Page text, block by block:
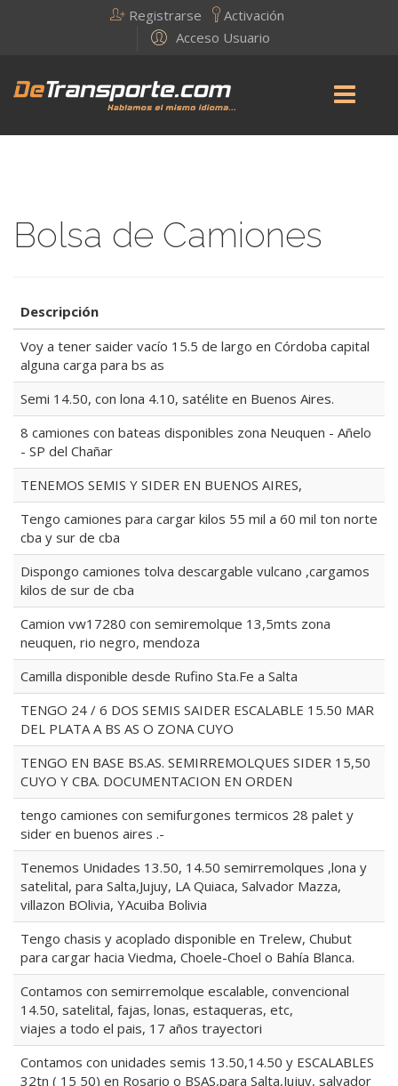
Registrarse
Activación
Acceso Usuario
Bolsa de Camiones
Descripción
Voy a tener saider vacío 15.5 de largo en Córdoba capital
alguna carga para bs as
Semi 14.50, con lona 4.10, satélite en Buenos Aires.
8 camiones con bateas disponibles zona Neuquen - Añelo
- SP del Chañar
TENEMOS SEMIS Y SIDER EN BUENOS AIRES,
Tengo camiones para cargar kilos 55 mil a 60 mil ton norte
cba y sur de cba
Dispongo camiones tolva descargable vulcano ,cargamos
kilos de sur de cba
Camion vw17280 con semiremolque 13,5mts zona
neuquen, rio negro, mendoza
Camilla disponible desde Rufino Sta.Fe a Salta
TENGO 24 / 6 DOS SEMIS SAIDER ESCALABLE 15.50 MAR
DEL PLATA A BS AS O ZONA CUYO
TENGO EN BASE BS.AS. SEMIRREMOLQUES SIDER 15,50
CUYO Y CBA. DOCUMENTACION EN ORDEN
tengo camiones con semifurgones termicos 28 palet y
sider en buenos aires .-
Tenemos Unidades 13.50, 14.50 semirremolques ,lona y
satelital, para Salta,Jujuy, LA Quiaca, Salvador Mazza,
villazon BOlivia, YAcuiba Bolivia
Tengo chasis y acoplado disponible en Trelew, Chubut
para cargar hacia Viedma, Choele-Choel o Bahía Blanca.
Contamos con semirremolque escalable, convencional
14.50, satelital, fajas, lonas, estaqueras, etc,
viajes a todo el pais, 17 años trayectori
Contamos con unidades semis 13.50,14.50 y ESCALABLES
32tn ( 15 50) en Rosario o BSAS,para Salta,Jujuy, salvador